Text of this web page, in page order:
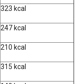
323 kcal
247 kcal
210 kcal
315 kcal